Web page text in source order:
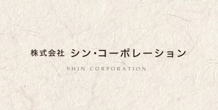
都内に5店舗展開している蕎麦
のお店「真希（しんき）」を運
営する「株式会社シン・コーポ
レーション」のブログ
東京都内に5店舗ある美味しい蕎麦のお
店「真希（しんき）」と運営の「株式
会社シン・コーポレーション」の新着
情報はこちら。店舗によって24時間営
業、宴会なども承っております。季節
のメニューも豊富にご用意。